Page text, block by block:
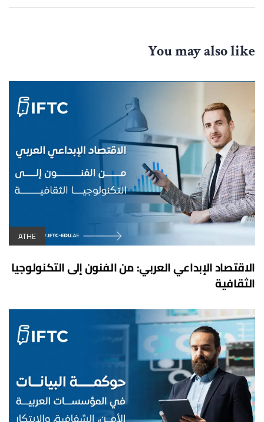
You may also like
ATHE
الاقتصاد الإبداعي العربي: من الفنون إلى التكنولوجيا
الثقافية